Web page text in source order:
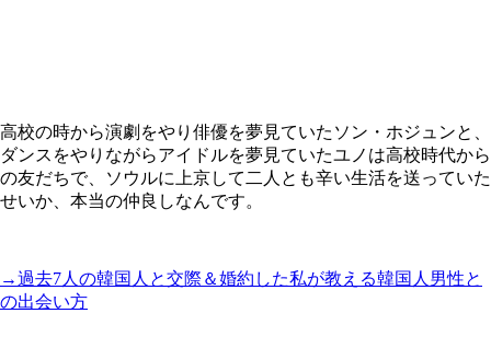
高校の時から演劇をやり俳優を夢見ていたソン・ホジュンと、
ダンスをやりながらアイドルを夢見ていたユノは高校時代から
の友だちで、ソウルに上京して二人とも辛い生活を送っていた
せいか、本当の仲良しなんです。
→過去7人の韓国人と交際＆婚約した私が教える韓国人男性と
の出会い方